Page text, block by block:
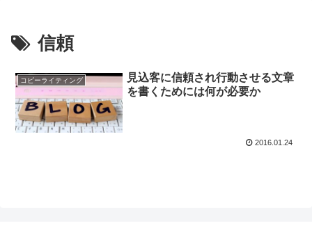
信頼
コピーライティング
見込客に信頼され行動させる文章
を書くためには何が必要か
2016.01.24